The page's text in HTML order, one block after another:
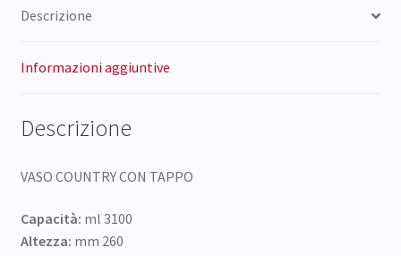
Descrizione
Informazioni aggiuntive
Descrizione
VASO COUNTRY CON TAPPO
Capacità: ml 3100
Altezza: mm 260